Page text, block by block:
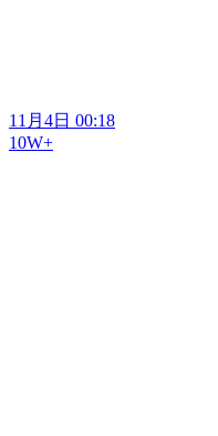
11月4日 00:18
10W+